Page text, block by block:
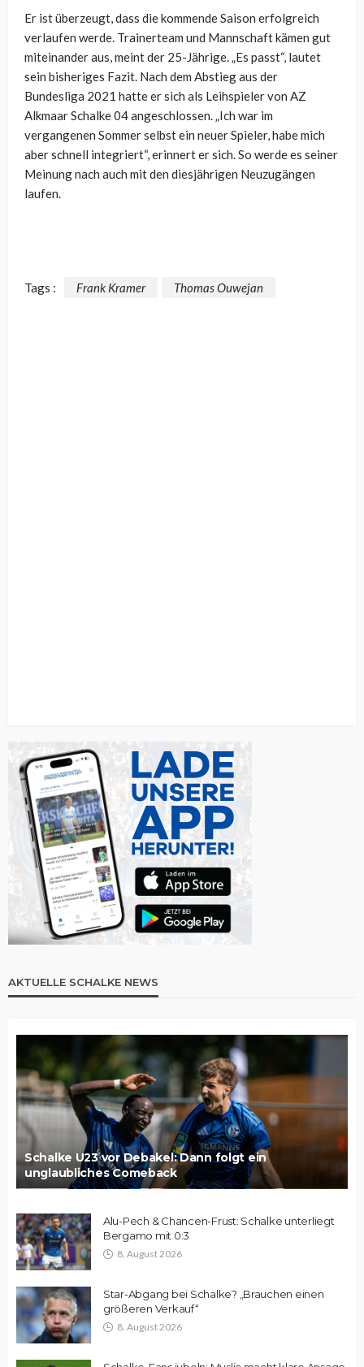
Er ist überzeugt, dass die kommende Saison erfolgreich
verlaufen werde. Trainerteam und Mannschaft kämen gut
miteinander aus, meint der 25-Jährige. „Es passt“, lautet
sein bisheriges Fazit. Nach dem Abstieg aus der
Bundesliga 2021 hatte er sich als Leihspieler von AZ
Alkmaar Schalke 04 angeschlossen. „Ich war im
vergangenen Sommer selbst ein neuer Spieler, habe mich
aber schnell integriert“, erinnert er sich. So werde es seiner
Meinung nach auch mit den diesjährigen Neuzugängen
laufen.
Tags : Frank Kramer Thomas Ouwejan
AKTUELLE SCHALKE NEWS
Schalke U23 vor Debakel: Dann folgt ein
unglaubliches Comeback
Alu-Pech & Chancen-Frust: Schalke unterliegt
Bergamo mit 0:3
8. August 2026
Star-Abgang bei Schalke? „Brauchen einen
größeren Verkauf“
8. August 2026